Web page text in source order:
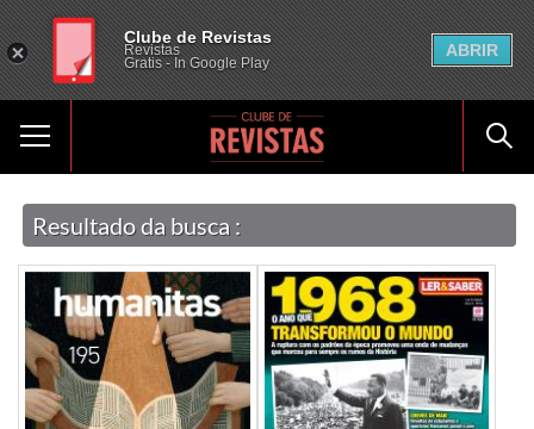
Resultado da busca :
Clube de Revistas
Revistas
Gratis - In Google Play
ABRIR